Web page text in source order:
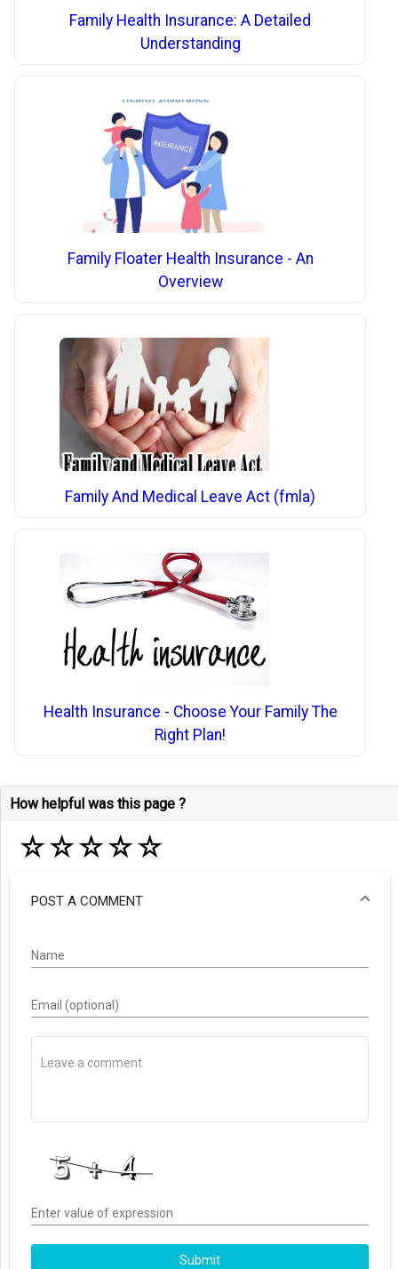
Family Health Insurance: A Detailed
Understanding
Family Floater Health Insurance - An
Overview
Family And Medical Leave Act (fmla)
Health Insurance - Choose Your Family The
Right Plan!
How helpful was this page ?
☆☆☆☆☆
POST A COMMENT
Name
Email (optional)
Enter value of expression
Submit